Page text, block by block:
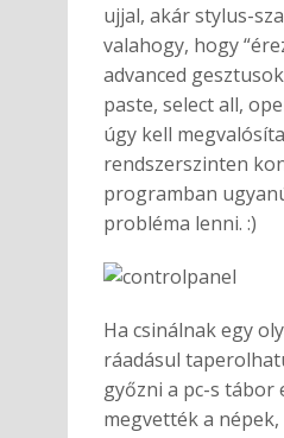
ujjal, akár stylus-
valahogy, hogy
advanced
paste, select all,
úgy kell
rendszerszinten
programban
probléma lenni. :)
Ha csinálnak egy
ráadásul
győzni a pc-s tábor
megvették a